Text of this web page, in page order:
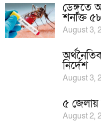
ডেঙ্গুতে
শনাক্ত
August 3,
নির্দেশ
August 3,
৫ জেলায়
August 2,